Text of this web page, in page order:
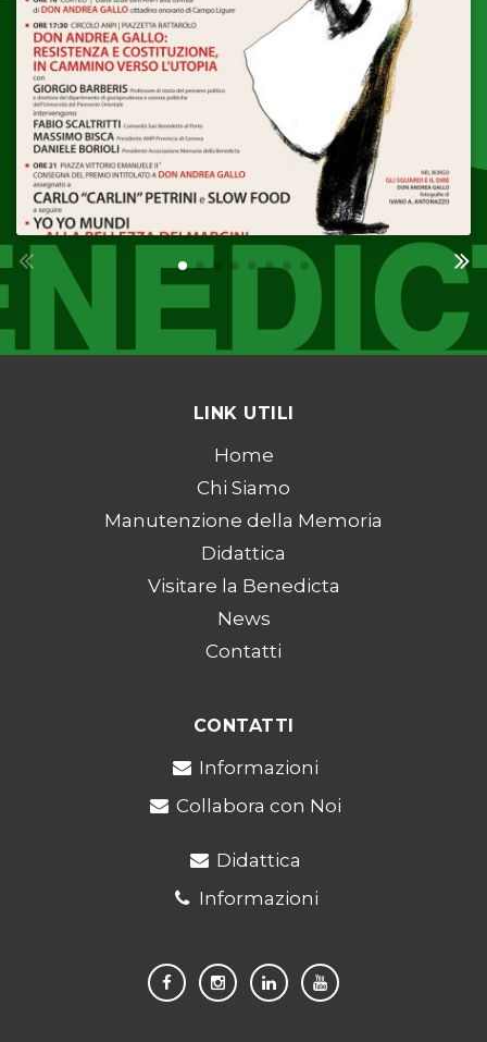
LINK UTILI
Home
Chi Siamo
Manutenzione della Memoria
Didattica
Visitare la Benedicta
News
Contatti
CONTATTI
Informazioni
Collabora con Noi
Didattica
Informazioni